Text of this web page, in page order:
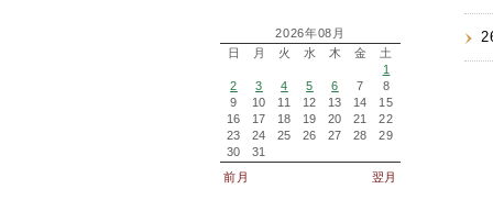
2026年08月
日
月 火 水 木 金
土
1
2
3 4 5 6 7
8
9
10 11 12 13 14
15
16
17 18 19 20 21
22
23
24 25 26 27 28
29
30
31
前月
翌月